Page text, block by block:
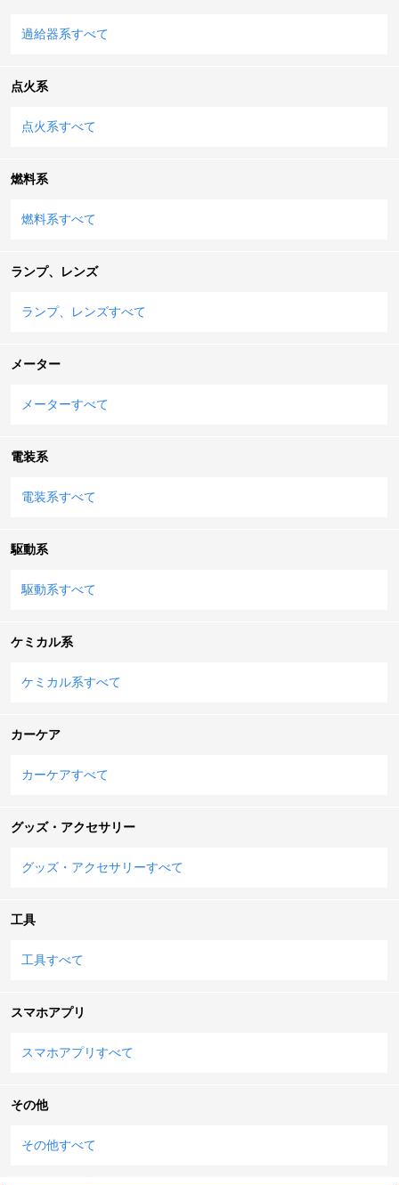
過給器系すべて
点火系
点火系すべて
燃料系
燃料系すべて
ランプ、レンズ
ランプ、レンズすべて
メーター
メーターすべて
電装系
電装系すべて
駆動系
駆動系すべて
ケミカル系
ケミカル系すべて
カーケア
カーケアすべて
グッズ・アクセサリー
グッズ・アクセサリーすべて
工具
工具すべて
スマホアプリ
スマホアプリすべて
その他
その他すべて